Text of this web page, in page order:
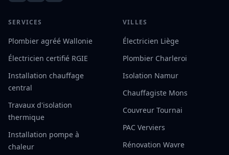
SERVICES
Plombier agréé Wallonie
Électricien certifié RGIE
Installation chauffage
central
Travaux d'isolation
thermique
Installation pompe à
chaleur
VILLES
Électricien Liège
Plombier Charleroi
Isolation Namur
Chauffagiste Mons
Couvreur Tournai
PAC Verviers
Rénovation Wavre